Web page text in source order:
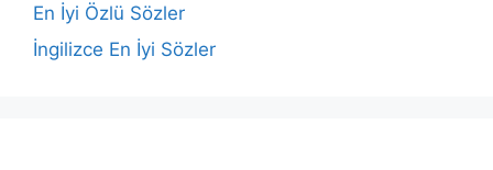
En İyi Özlü Sözler
İngilizce En İyi Sözler